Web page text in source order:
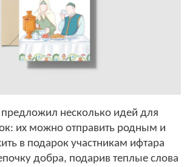
несколько идей для
их можно отправить родным и
в подарок участникам ифтара
добра, подарив теплые слова